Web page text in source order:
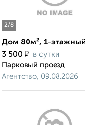
2/8
Дом 80м², 1-
3 500 ₽ в сутки
Парковый проезд
Агентство, 09.08.2026